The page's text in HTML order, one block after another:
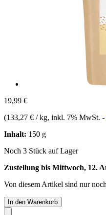
19,99 €
(133,27 € / kg, inkl. 7% MwSt. -
Inhalt: 150 g
Noch 3 Stück auf Lager
Zustellung bis Mittwoch, 12.
Von diesem Artikel sind nur
In den Warenkorb